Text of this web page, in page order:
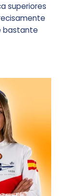
superiores
bastante